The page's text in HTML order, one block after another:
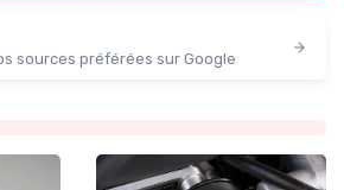
sources préférées sur Google